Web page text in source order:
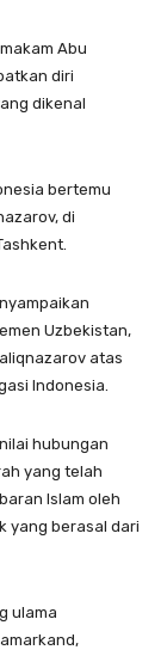
Abu
diri
dikenal
bertemu
di
Uzbekistan,
atas
Indonesia.
hubungan
yang telah
Islam oleh
yang berasal dari
ulama